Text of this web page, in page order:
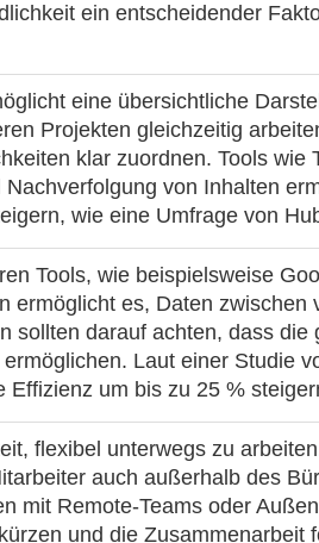
ein entscheidender
eine übersichtliche
Projekten gleichzeitig
klar zuordnen. Tools wie
von Inhalten
wie eine Umfrage von
Tools, wie beispielsweise
es, Daten zwischen
darauf achten, dass die
Laut einer Studie
um bis zu 25 %
flexibel unterwegs zu
auch außerhalb des
mit Remote-Teams oder
und die Zusammenarbeit